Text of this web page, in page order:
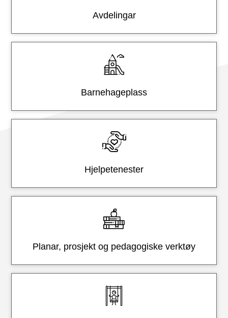
Avdelingar
Barnehageplass
Hjelpetenester
Planar, prosjekt og pedagogiske verktøy